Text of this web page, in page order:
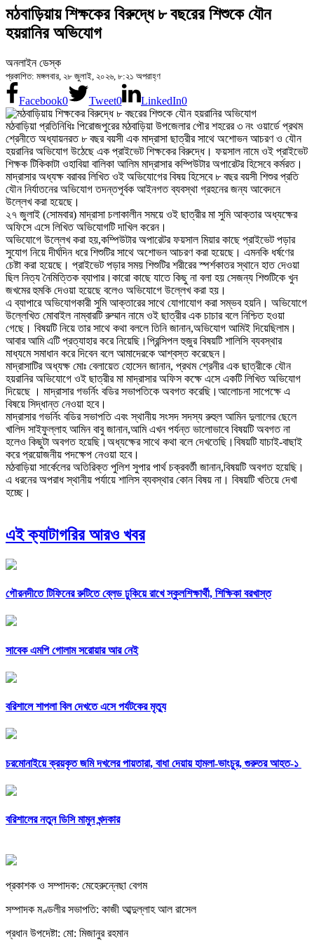
মঠবাড়িয়ায় শিক্ষকের বিরুদ্ধে ৮ বছরের শিশুকে যৌন
হয়রানির অভিযোগ
অনলাইন ডেস্ক
প্রকাশিত: মঙ্গলবার, ২৮ জুলাই, ২০২৬, ৮:২১ অপরাহ্ণ
Facebook0 Tweet0 LinkedIn0
মঠবাড়িয়া প্রতিনিধিঃ পিরোজপুরের মঠবাড়িয়া উপজেলার পৌর শহরের ৩ নং ওয়ার্ডে প্রথম
শ্রেনীতে অধ্যায়নরত ৮ বছর বয়সী এক মাদ্রাসা ছাত্রীর সাথে অশোভন আচরণ ও যৌন
হয়রানির অভিযোগ উঠেছে এক প্রাইভেট শিক্ষকের বিরুদ্ধে। ফয়সাল নামে ওই প্রাইভেট
শিক্ষক টিকিকাটা ওহাবিয়া বালিকা আলিম মাদ্রাসার কম্পিউটার অপারেটর হিসেবে কর্মরত।
মাদ্রাসার অধ্যক্ষ বরাবর লিখিত ওই অভিযোগের বিষয় হিসেবে ৮ বছর বয়সী শিশুর প্রতি
যৌন নির্যাতনের অভিযোগ তদন্তপূর্বক আইনগত ব্যবস্থা গ্রহনের জন্য আবেদনে
উল্লেখ করা হয়েছে।
২৭ জুলাই (সোমবার) মাদ্রাসা চলাকালীন সময়ে ওই ছাত্রীর মা সুমি আক্তার অধ্যক্ষের
অফিসে এসে লিখিত অভিযোগটি দাখিল করেন।
অভিযোগে উল্লেখ করা হয়,কম্পিউটার অপারেটর ফয়সাল মিয়ার কাছে প্রাইভেট পড়ার
সুযোগ নিয়ে দীর্ঘদিন ধরে শিশুটির সাথে অশোভন আচরণ করা হয়েছে। এমনকি ধর্ষণের
চেষ্টা করা হয়েছে। প্রাইভেট পড়ার সময় শিশুটির শরীরের স্পর্শকাতর স্থানে হাত দেওয়া
ছিল নিত্য নৈমিত্তিক ব্যাপার।কারো কাছে যাতে কিছু না বলা হয় সেজন্য শিশুটিকে খুন
জখমের হুমকি দেওয়া হয়েছে বলেও অভিযোগে উল্লেখ করা হয়।
এ ব্যাপারে অভিযোগকারী সুমি আক্তারের সাথে যোগাযোগ করা সম্ভব হয়নি। অভিযোগে
উল্লেখিত মোবাইল নাম্বারটি রুম্মান নামে ওই ছাত্রীর এক চাচার বলে নিশ্চিত হওয়া
গেছে। বিষয়টি নিয়ে তার সাথে কথা বললে তিনি জানান,অভিযোগ আমিই দিয়েছিলাম।
আবার আমি এটি প্রত্যাহার করে নিয়েছি।প্রিন্সিপল হুজুর বিষয়টি শালিসি ব্যবস্থার
মাধ্যমে সমাধান করে দিবেন বলে আমাদেরকে আশ্বস্ত করেছেন।
মাদ্রাসাটির অধ্যক্ষ মোঃ বেলায়েত হোসেন জানান, প্রথম শ্রেনীর এক ছাত্রীকে যৌন
হয়রানির অভিযোগে ওই ছাত্রীর মা মাদ্রাসার অফিস কক্ষে এসে একটি লিখিত অভিযোগ
দিয়েছে । মাদ্রাসার গভর্নিং বডির সভাপতিকে অবগত করেছি।আলোচনা সাপেক্ষে এ
বিষয়ে সিদ্ধান্ত নেওয়া হবে।
মাদ্রাসার গভর্নিং বডির সভাপতি এবং স্থানীয় সংসদ সদস্য রুহুল আমিন দুলালের ছেলে
খালিদ সাইফুল্লাহ আমিন বাবু জানান,আমি এখন পর্যন্ত ভালোভাবে বিষয়টি অবগত না
হলেও কিছুটা অবগত হয়েছি।অধ্যক্ষের সাথে কথা বলে দেখতেছি।বিষয়টি যাচাই-বাছাই
করে প্রয়োজনীয় পদক্ষেপ নেওয়া হবে।
মঠবাড়িয়া সার্কেলের অতিরিক্ত পুলিশ সুপার পার্থ চক্রবর্তী জানান,বিষয়টি অবগত হয়েছি।
এ ধরনের অপরাধ স্থানীয় পর্যায়ে শালিস ব্যবস্থার কোন বিষয় না। বিষয়টি খতিয়ে দেখা
হচ্ছে।
এই ক্যাটাগরির আরও খবর
গৌরনদীতে টিফিনের রুটিতে ব্লেড ঢুকিয়ে রাখে স্কুলশিক্ষার্থী, শিক্ষিকা বরখাস্ত
সাবেক এমপি গোলাম সরোয়ার আর নেই
বরিশালে শাপলা বিল দেখতে এসে পর্যটকের মৃত্যু
চরমোনাইয়ে ক্রয়কৃত জমি দখলের পায়তারা, বাধা দেয়ায় হামলা-ভাংচুর, গুরুতর আহত-১
বরিশালের নতুন ডিসি মামুন খন্দকার
প্রকাশক ও সম্পাদক: মেহেরুন্নেছা বেগম
সম্পাদক মণ্ডলীর সভাপতি: কাজী আব্দুল্লাহ আল রাসেল
প্রধান উপদেষ্টা: মো: মিজানুর রহমান